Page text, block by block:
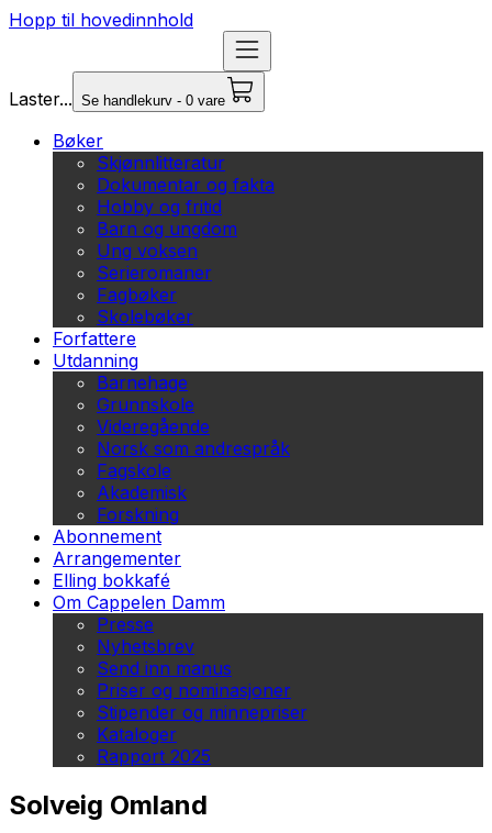
Hopp til hovedinnhold
Laster... Se handlekurv - 0 vare
Bøker
Skjønnlitteratur
Dokumentar og fakta
Hobby og fritid
Barn og ungdom
Ung voksen
Serieromaner
Fagbøker
Skolebøker
Forfattere
Utdanning
Barnehage
Grunnskole
Videregående
Norsk som andrespråk
Fagskole
Akademisk
Forskning
Abonnement
Arrangementer
Elling bokkafé
Om Cappelen Damm
Presse
Nyhetsbrev
Send inn manus
Priser og nominasjoner
Stipender og minnepriser
Kataloger
Rapport 2025
Solveig Omland